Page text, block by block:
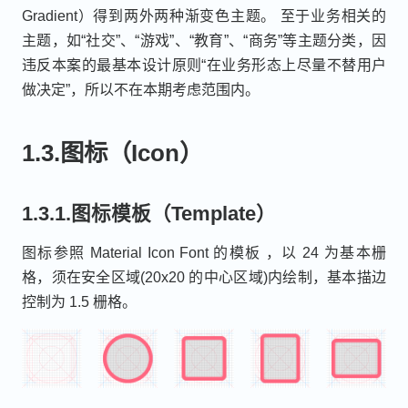
Gradient）得到两外两种渐变色主题。 至于业务相关的
主题，如“社交”、“游戏”、“教育”、“商务”等主题分类，因
违反本案的最基本设计原则“在业务形态上尽量不替用户
做决定”，所以不在本期考虑范围内。
1.3.图标（Icon）
1.3.1.图标模板（Template）
图标参照 Material Icon Font 的模板 ，以 24 为基本栅
格，须在安全区域(20x20 的中心区域)内绘制，基本描边
控制为 1.5 栅格。